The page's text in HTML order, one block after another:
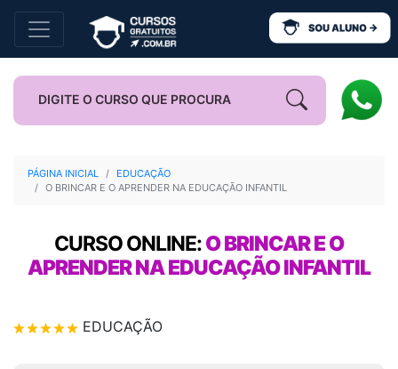
PÁGINA INICIAL
EDUCAÇÃO
O BRINCAR E O APRENDER NA EDUCAÇÃO INFANTIL
CURSO ONLINE:O BRINCAR E O
APRENDER NA EDUCAÇÃO INFANTIL
EDUCAÇÃO